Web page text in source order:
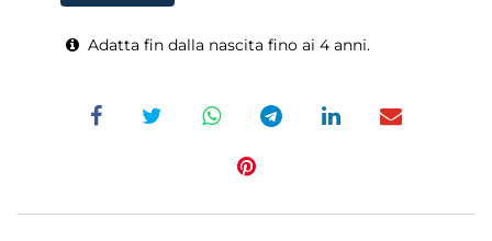
Adatta fin dalla nascita fino ai 4 anni.